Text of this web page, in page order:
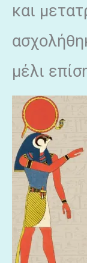
και
μέλι